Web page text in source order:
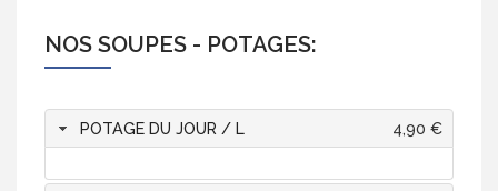
NOS SOUPES - POTAGES:
POTAGE DU JOUR / L 4,90 €